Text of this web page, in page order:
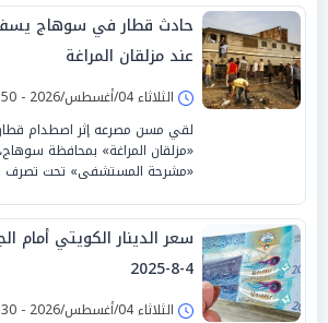
حادث قطار في سوهاج
عند مزلقان المراغة
الثلاثاء 04/أغسطس/2026 - 03:50 م
لقي مسن مصرعه إثر اصطدام قطار
«مزلقان المراغة» بمحافظة
«مشرحة المستشفى» تحت تصرف
سعر الدينار الكويتي أمام
4-8-2025
الثلاثاء 04/أغسطس/2026 - 10:30 ص